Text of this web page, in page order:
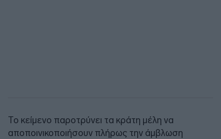
Το κείμενο παροτρύνει τα κράτη μέλη να
αποποινικοποιήσουν πλήρως την άμβλωση